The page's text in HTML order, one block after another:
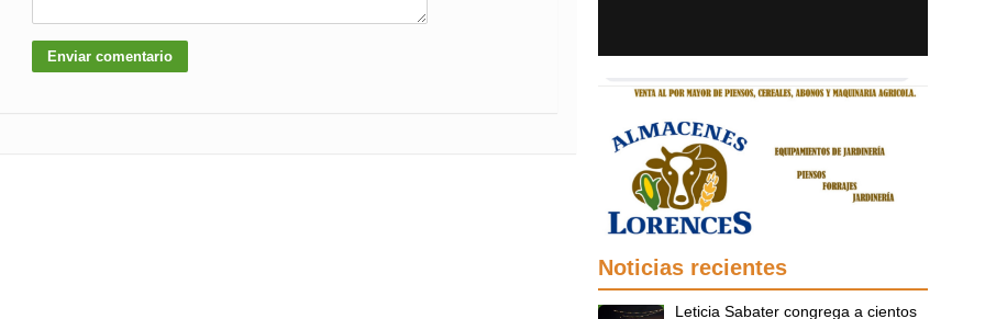
Noticias recientes
Leticia Sabater congrega a cientos